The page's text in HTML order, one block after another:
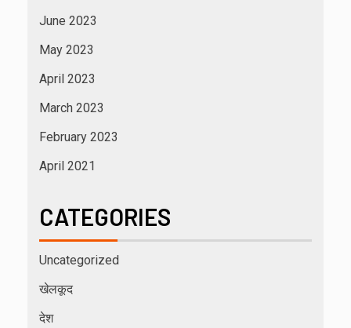
June 2023
May 2023
April 2023
March 2023
February 2023
April 2021
CATEGORIES
Uncategorized
खेलकूद
देश